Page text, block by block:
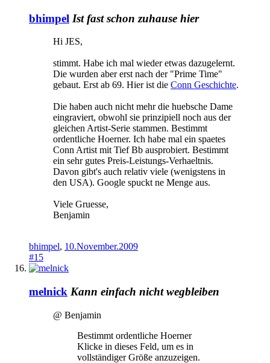
bhimpel Ist fast schon zuhause hier
Hi JES,
stimmt. Habe ich mal wieder etwas dazugelernt.
Die wurden aber erst nach der "Prime Time"
gebaut. Erst ab 69. Hier ist die Conn Geschichte.
Die haben auch nicht mehr die huebsche Dame
eingraviert, obwohl sie prinzipiell noch aus der
gleichen Artist-Serie stammen. Bestimmt
ordentliche Hoerner. Ich habe mal ein spaetes
Conn Artist mit Tief Bb ausprobiert. Bestimmt
ein sehr gutes Preis-Leistungs-Verhaeltnis.
Davon gibt's auch relativ viele (wenigstens in
den USA). Google spuckt ne Menge aus.
Viele Gruesse,
Benjamin
bhimpel, 10.November.2009
#15
melnick Kann einfach nicht wegbleiben
@ Benjamin
Bestimmt ordentliche Hoerner
Klicke in dieses Feld, um es in
vollständiger Größe anzuzeigen.